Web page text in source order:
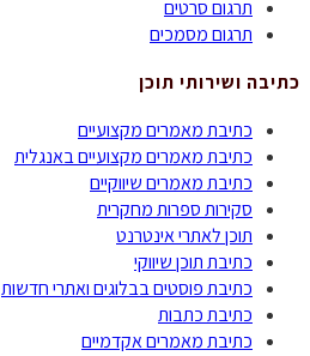
תרגום סרטים
תרגום מסמכים
כתיבה ושירותי תוכן
כתיבת מאמרים מקצועיים
כתיבת מאמרים מקצועיים באנגלית
כתיבת מאמרים שיווקיים
סקירות ספרות מחקרית
תוכן לאתרי אינטרנט
כתיבת תוכן שיווקי
כתיבת פוסטים בבלוגים ואתרי חדשות
כתיבת כתבות
כתיבת מאמרים אקדמיים